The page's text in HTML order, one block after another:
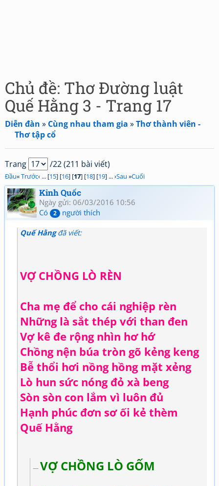
Chủ đề: Thơ Đường luật
Quế Hằng 3 - Trang 17
Diễn đàn » Cùng nhau tham gia »Thơ thành viên -
Thơ tập cổ
Trang /22 (211 bài viết)
Đầu«Trước‹ ... [15] [16] [17] [18] [19] ... ›Sau »Cuối
Kinh Quốc
Ngày gửi: 06/03/2016 10:56
Có
2 người thích
Quế Hằngđã viết:
VỢ CHỒNG LÒ RÈN
Cha mẹ để cho cái nghiệp rèn
Những là sắt thép với than đen
Vợ kê đe rộng nhìn hơ hớ
Chồng nện búa tròn gõ kẻng keng
Bễ thổi hơi nồng hồng mặt xẻng
Lò hun sức nóng đỏ xà beng
Sòn sòn con lắm vì luôn đủ
Hạnh phúc đơn sơ ối kẻ thèm
Quế Hằng
VỢ CHỒNG LÒ GỐM